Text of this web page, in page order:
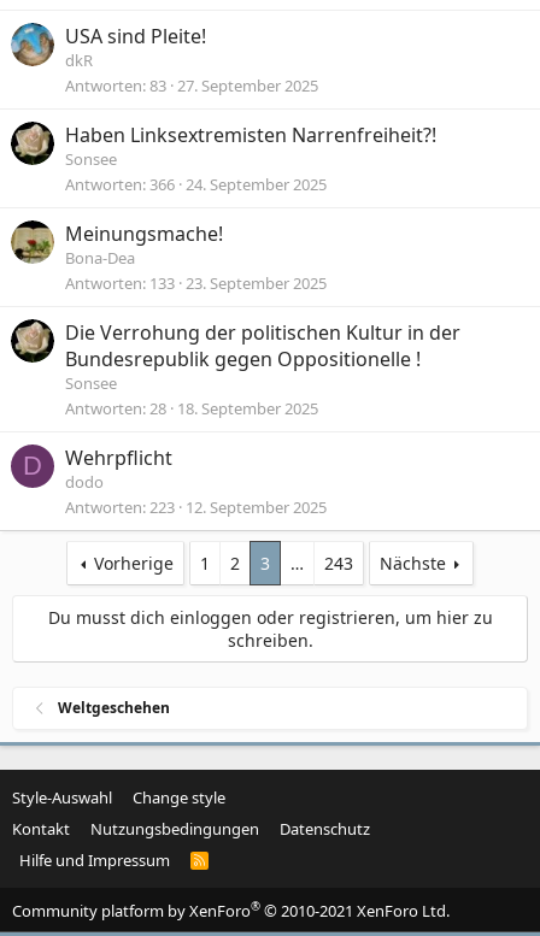
USA sind Pleite!
dkR
Antworten 83 27. September 2025
Haben Linksextremisten Narrenfreiheit?!
Sonsee
Antworten 366 24. September 2025
Meinungsmache!
Bona-Dea
Antworten 133 23. September 2025
Die Verrohung der politischen Kultur in der
Bundesrepublik gegen Oppositionelle !
Sonsee
Antworten 28 18. September 2025
D Wehrpflicht
dodo
Antworten 223 12. September 2025
Vorherige 1 2 3 … 243 Nächste
Du musst dich einloggen oder registrieren, um hier zu
schreiben.
Weltgeschehen
Style-Auswahl
Change style
Kontakt
Nutzungsbedingungen
Datenschutz
Hilfe und Impressum
R
Community platform by XenForo® © 2010-2021 XenForo Ltd.